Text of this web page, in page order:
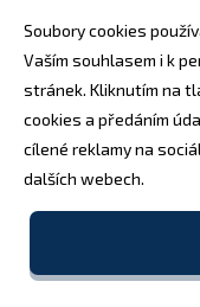
Soubory cookies
Vaším souhlasem i k
stránek. Kliknutím na
cookies a předáním
cílené reklamy na
dalších webech.